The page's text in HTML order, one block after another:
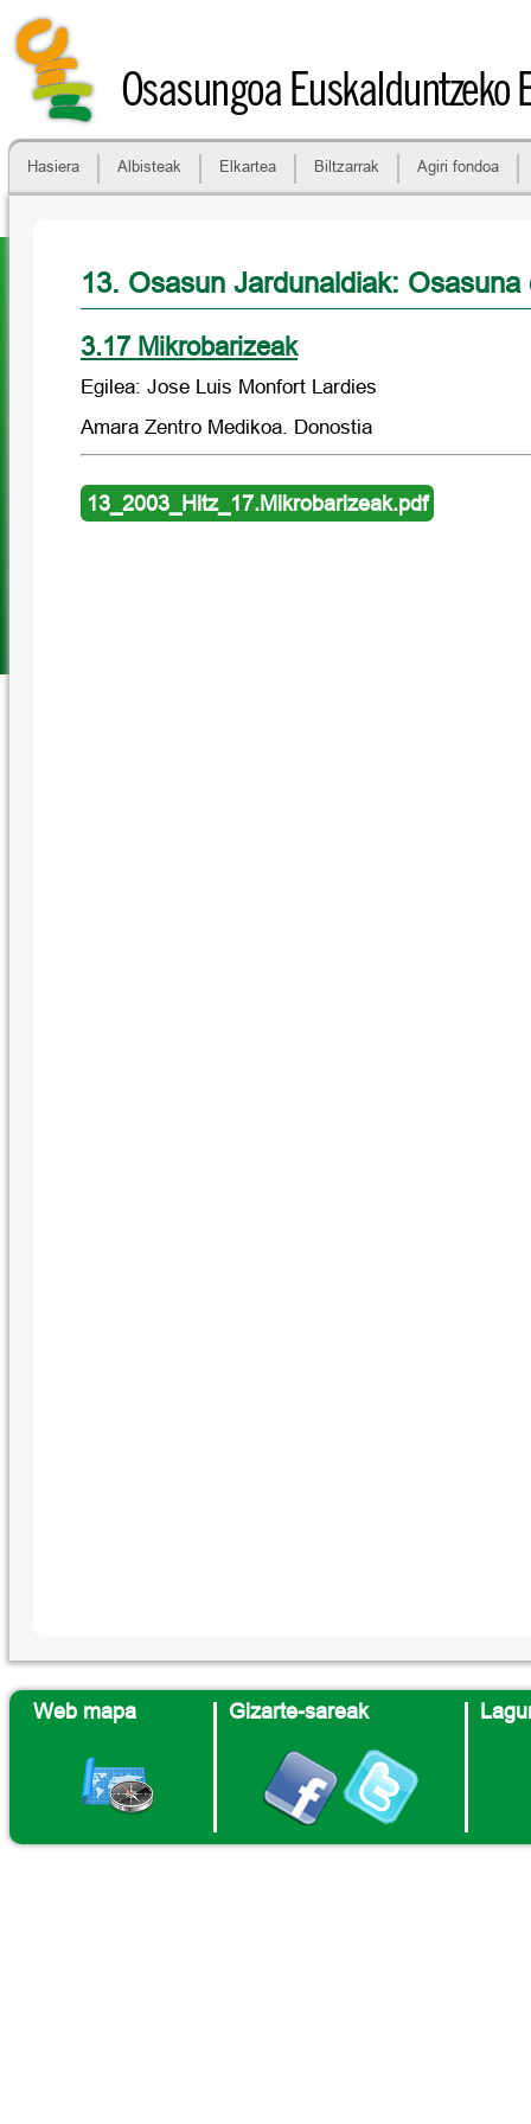
Osasungoa Euskalduntzeko
Hasiera Albisteak Elkartea Biltzarrak Agiri fondoa
13. Osasun Jardunaldiak: Osasuna
3.17 Mikrobarizeak
Egilea: Jose Luis Monfort Lardies
Amara Zentro Medikoa. Donostia
13_2003_Hitz_17.Mikrobarizeak.pdf
Web mapa Gizarte-sareak